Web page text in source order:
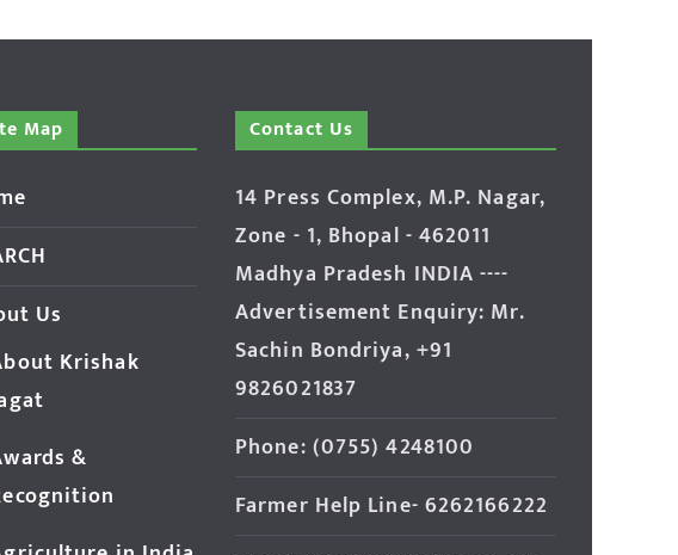
Map
Us
Krishak
&
Contact Us
14 Press Complex, M.P. Nagar,
Zone - 1, Bhopal - 462011
Madhya Pradesh INDIA ----
Advertisement Enquiry: Mr.
Sachin Bondriya, +91
9826021837
Phone: (0755) 4248100
Farmer Help Line- 6262166222